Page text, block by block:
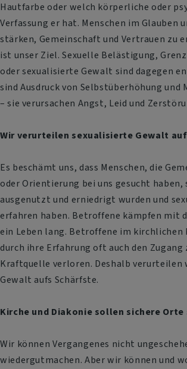
Hautfarbe oder welch körperliche oder
Verfassung er hat. Menschen im Glauben
stärken, Gemeinschaft und Vertrauen zu
ist unser Ziel. Sexuelle Belästigung,
oder sexualisierte Gewalt sind dagegen
sind Ausdruck von Selbstüberhöhung und
– sie verursachen Angst, Leid und
Wir verurteilen sexualisierte Gewalt
Es beschämt uns, dass Menschen, die
oder Orientierung bei uns gesucht
ausgenutzt und erniedrigt wurden und
erfahren haben. Betroffene kämpfen mit
ein Leben lang. Betroffene im kirchlichen
durch ihre Erfahrung oft auch den Zugang
Kraftquelle verloren. Deshalb verurteilen
Gewalt aufs Schärfste.
Kirche und Diakonie sollen sichere Orte
Wir können Vergangenes nicht
wiedergutmachen. Aber wir können und